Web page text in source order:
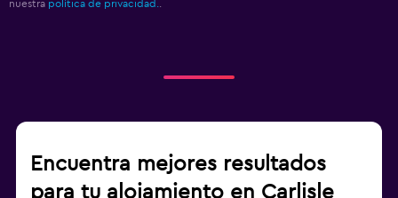
nuestra política de privacidad.
Encuentra mejores resultados
para tu alojamiento en Carlisle